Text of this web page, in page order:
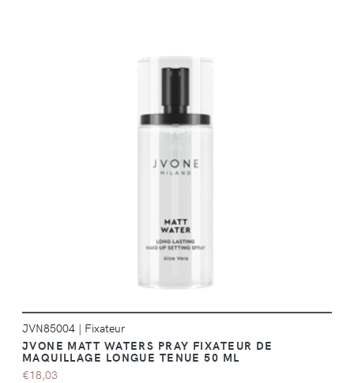
JVN85004 | Fixateur
JVONE MATT WATERS PRAY FIXATEUR DE
MAQUILLAGE LONGUE TENUE 50 ML
€18,03